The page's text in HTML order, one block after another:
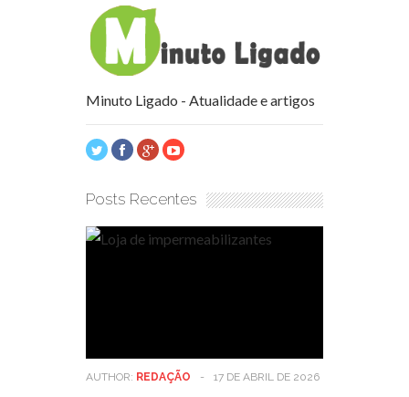
Minuto Ligado - Atualidade e artigos
Posts Recentes
AUTHOR: REDAÇÃO - 17 DE ABRIL DE 2026